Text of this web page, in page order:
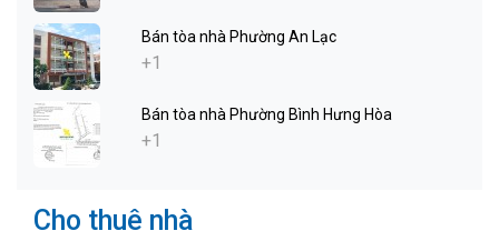
Bán tòa nhà Phường An Lạc
+1
Bán tòa nhà Phường Bình Hưng Hòa
+1
Cho thuê nhà